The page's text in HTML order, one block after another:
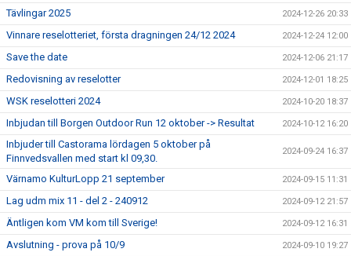
Tävlingar 2025 2024-12-26 20:33
Vinnare reselotteriet, första dragningen 24/12 2024 2024-12-24 12:00
Save the date 2024-12-06 21:17
Redovisning av reselotter 2024-12-01 18:25
WSK reselotteri 2024 2024-10-20 18:37
Inbjudan till Borgen Outdoor Run 12 oktober -> Resultat 2024-10-12 16:20
Inbjuder till Castorama lördagen 5 oktober på
Finnvedsvallen med start kl 09,30.
2024-09-24 16:37
Värnamo KulturLopp 21 september 2024-09-15 11:31
Lag udm mix 11 - del 2 - 240912 2024-09-12 21:57
Äntligen kom VM kom till Sverige! 2024-09-12 16:31
Avslutning - prova på 10/9 2024-09-10 19:27